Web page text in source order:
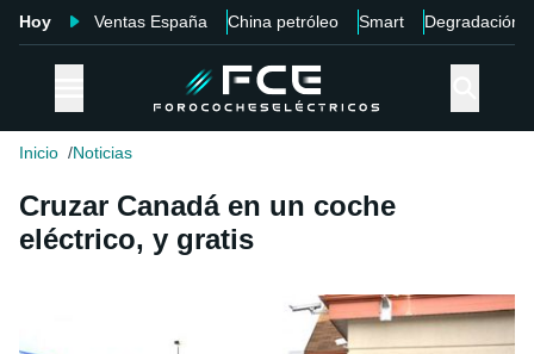
Hoy Ventas España China petróleo Smart Degradación
Inicio Noticias
Cruzar Canadá en un coche
eléctrico, y gratis